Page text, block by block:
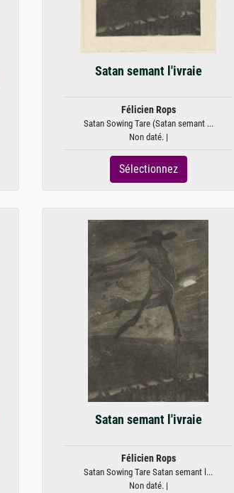
Satan semant l'ivraie
Félicien Rops
Satan Sowing Tare (Satan semant ...
Non daté. |
Sélectionnez
Satan semant l'ivraie
Félicien Rops
Satan Sowing Tare Satan semant l...
Non daté. |